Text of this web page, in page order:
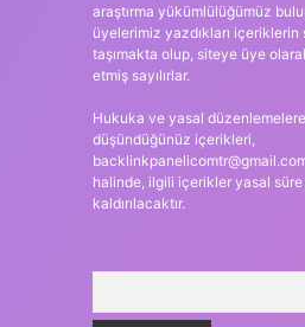
araştırma yükümlülüğümüz
üyelerimiz yazdıkları içeriklerin
taşımakta olup, siteye üye
etmiş sayılırlar.
Hukuka ve yasal düzenlemelere
düşündüğünüz içerikleri,
halinde, ilgili içerikler yasal
kaldırılacaktır.